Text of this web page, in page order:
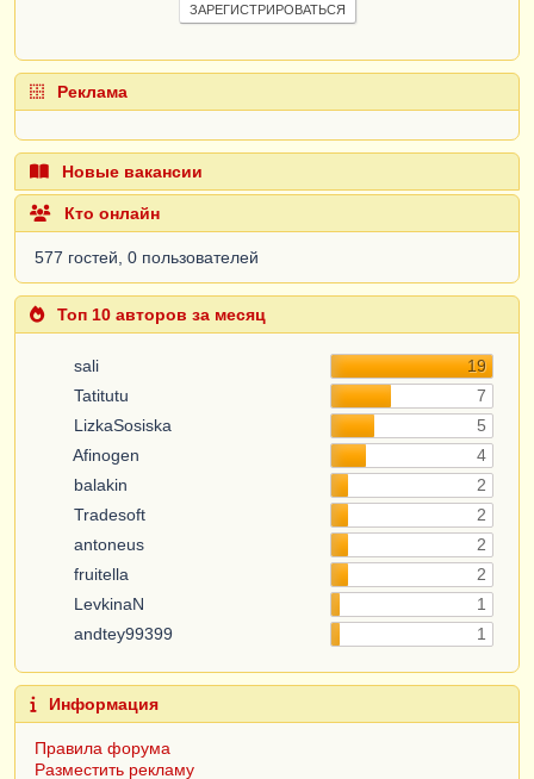
ЗАРЕГИСТРИРОВАТЬСЯ
Реклама
Новые вакансии
Кто онлайн
577 гостей, 0 пользователей
Топ 10 авторов за месяц
sali
19
Tatitutu
7
LizkaSosiska
5
Afinogen
4
balakin
2
Tradesoft
2
antoneus
2
fruitella
2
LevkinaN
1
andtey99399
1
Информация
Правила форума
Разместить рекламу